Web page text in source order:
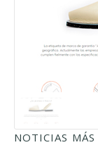
NOTICIAS MÁS